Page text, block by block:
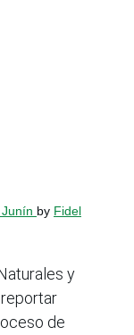
by Fidel
y
de